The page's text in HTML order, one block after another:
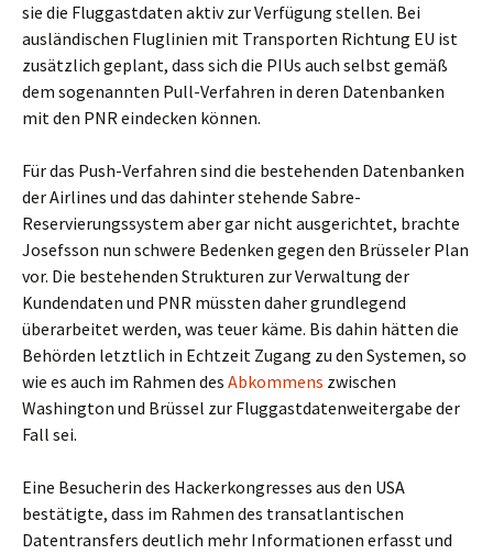
sie die Fluggastdaten aktiv zur Verfügung stellen. Bei
ausländischen Fluglinien mit Transporten Richtung EU ist
zusätzlich geplant, dass sich die PIUs auch selbst gemäß
dem sogenannten Pull-Verfahren in deren Datenbanken
mit den PNR eindecken können.
Für das Push-Verfahren sind die bestehenden Datenbanken
der Airlines und das dahinter stehende Sabre-
Reservierungssystem aber gar nicht ausgerichtet, brachte
Josefsson nun schwere Bedenken gegen den Brüsseler Plan
vor. Die bestehenden Strukturen zur Verwaltung der
Kundendaten und PNR müssten daher grundlegend
überarbeitet werden, was teuer käme. Bis dahin hätten die
Behörden letztlich in Echtzeit Zugang zu den Systemen, so
wie es auch im Rahmen des Abkommens zwischen
Washington und Brüssel zur Fluggastdatenweitergabe der
Fall sei.
Eine Besucherin des Hackerkongresses aus den USA
bestätigte, dass im Rahmen des transatlantischen
Datentransfers deutlich mehr Informationen erfasst und